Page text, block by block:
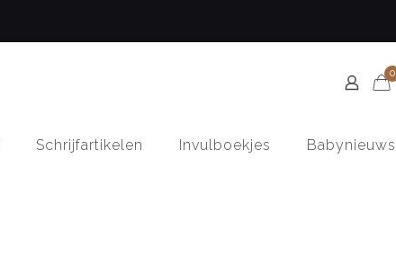
0
Schrijfartikelen Invulboekjes Babynieuws